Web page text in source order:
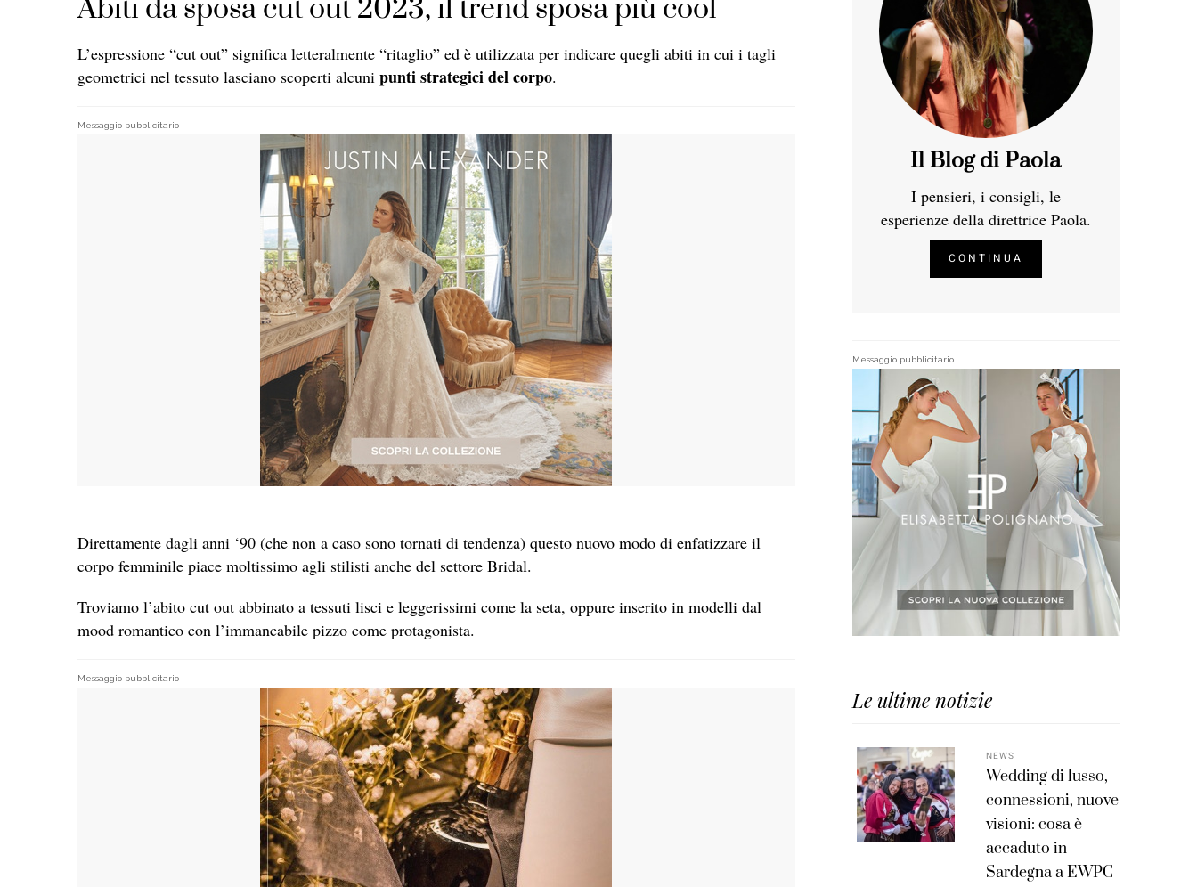
Abiti da sposa cut out 2023, il trend sposa più cool
L’espressione “cut out” significa letteralmente “ritaglio” ed è utilizzata per indicare quegli abiti in cui i tagli
geometrici nel tessuto lasciano scoperti alcuni punti strategici del corpo.
Messaggio pubblicitario
Direttamente dagli anni ‘90 (che non a caso sono tornati di tendenza) questo nuovo modo di enfatizzare il
corpo femminile piace moltissimo agli stilisti anche del settore Bridal.
Troviamo l’abito cut out abbinato a tessuti lisci e leggerissimi come la seta, oppure inserito in modelli dal
mood romantico con l’immancabile pizzo come protagonista.
Messaggio pubblicitario
Il Blog di Paola
I pensieri, i consigli, le
esperienze della direttrice Paola.
CONTINUA
Messaggio pubblicitario
Le ultime notizie
NEWS
Wedding di lusso,
connessioni, nuove
visioni: cosa è
accaduto in
Sardegna a EWPC